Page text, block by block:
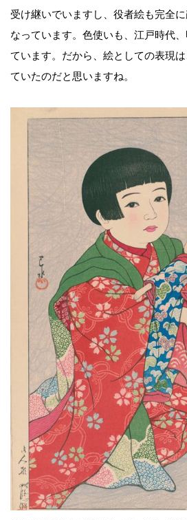
受け継いでいますし、役者絵も完全
なっています。色使いも、江戸時代
ています。だから、絵としての表現
ていたのだと思いますね。